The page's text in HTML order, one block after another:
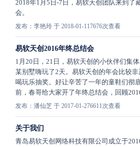
2018年1月5日-7日，易软天创团队来到了
会。
发布：李艳玲 于 2018-01-117676次查看
易软天创2016年终总结会
1月20日，21日，易软天创的小伙伴们集
某别墅嗨玩了2天。易软天创的年会比较
喝玩乐抽奖。好让辛苦了一年的童鞋们彻
前，春哥给大家开了年终总结会，回顾
发布：潘仙芝 于 2017-01-276611次查看
关于我们
青岛易软天创网络科技有限公司成立于